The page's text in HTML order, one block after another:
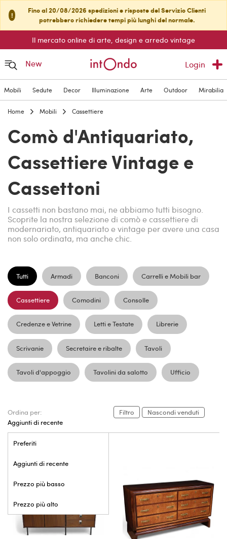
!
Fino al 20/08/2026 spedizioni e risposte del Servizio Clienti
potrebbero richiedere tempi più lunghi del normale.
Il mercato online di arte, design e arredo vintage
New Login
Mobili Sedute Decor Illuminazione Arte Outdoor Mirabilia
Home Mobili Cassettiere
Comò d'Antiquariato,
Cassettiere Vintage e
Cassettoni
I cassetti non bastano mai, ne abbiamo tutti bisogno.
Scoprite la nostra selezione di comò e cassettiere di
modernariato, antiquariato e vintage per avere una casa
non solo ordinata, ma anche chic.
Tutti Armadi Banconi Carrelli e Mobili bar
Cassettiere Comodini Consolle
Credenze e Vetrine Letti e Testate Librerie
Scrivanie Secretaire e ribalte Tavoli
Tavoli d'appoggio Tavolini da salotto Ufficio
Ordina per:
Aggiunti di recente
Preferiti
Aggiunti di recente
Prezzo più basso
Prezzo più alto
Filtro Nascondi venduti